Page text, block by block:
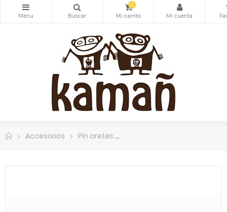
0
Accesorios Pin aretes